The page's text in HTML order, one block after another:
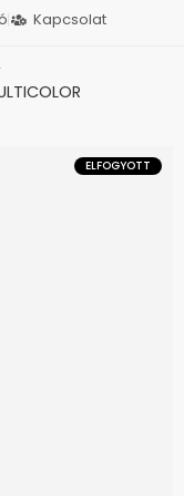
Kapcsolat
ELFOGYOTT